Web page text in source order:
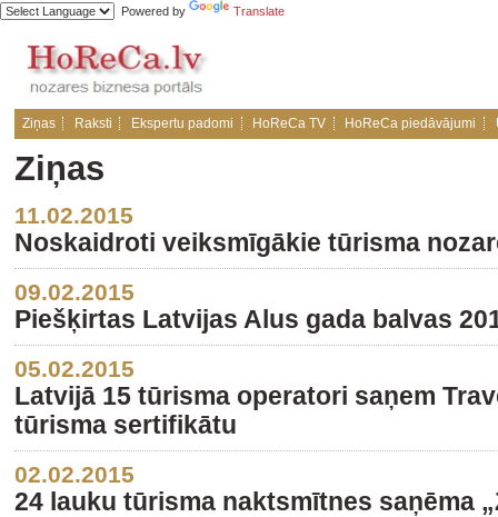
Powered by Translate
Ziņas Raksti Ekspertu padomi HoReCa TV HoReCa piedāvājumi
Ziņas
11.02.2015
Noskaidroti veiksmīgākie tūrisma
09.02.2015
Piešķirtas Latvijas Alus gada balvas
05.02.2015
Latvijā 15 tūrisma operatori saņem
tūrisma sertifikātu
02.02.2015
24 lauku tūrisma naktsmītnes saņēma